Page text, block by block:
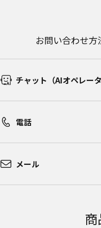
お問い合わせ
チャット（AIオペレータ
電話
メール